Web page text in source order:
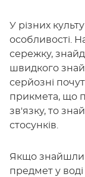
У різних
особливості.
сережку,
швидкого
серйозні
прикмета, що
зв'язку, то
стосунків.
Якщо знайшли
предмет у